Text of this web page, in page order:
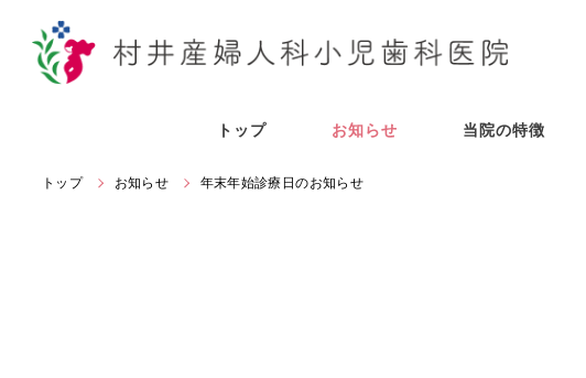
トップ お知らせ 当院の特徴
トップ お知らせ 年末年始診療日のお知らせ